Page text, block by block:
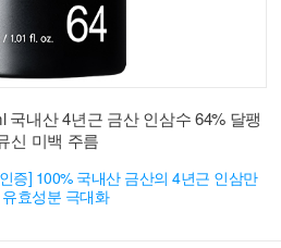
국내산 4년근 금산 인삼수 64% 달팽
신 미백 주름
증] 100% 국내산 금산의 4년근 인삼만
효성분 극대화